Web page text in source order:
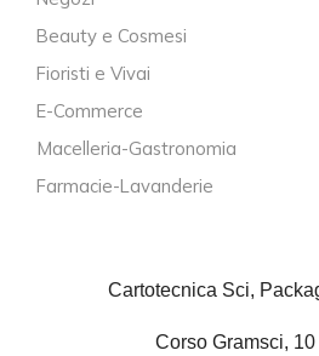
Beauty e Cosmesi
Fioristi e Vivai
E-Commerce
Macelleria-Gastronomia
Farmacie-Lavanderie
Cartotecnica Sci,
Corso Gramsci, 10